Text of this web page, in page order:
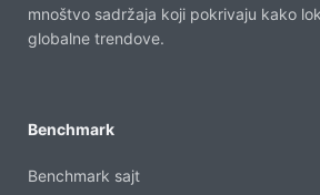
mnoštvo sadržaja koji pokrivaju kako
globalne trendove.
Benchmark
Benchmark sajt